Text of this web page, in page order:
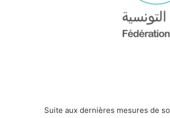
Suite aux dernières mesures de